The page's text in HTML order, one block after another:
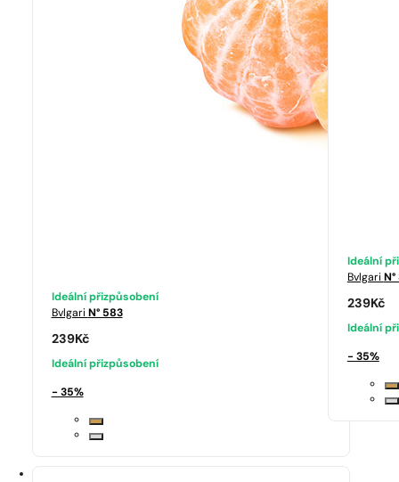
Ideální přizpůsobení
Bvlgari N° 583
239Kč
Ideální přizpůsobení
- 35%
Ideální
Bvlgari
239Kč
Ideální
- 35%